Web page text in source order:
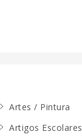
Artes / Pintura
Artigos Escolares